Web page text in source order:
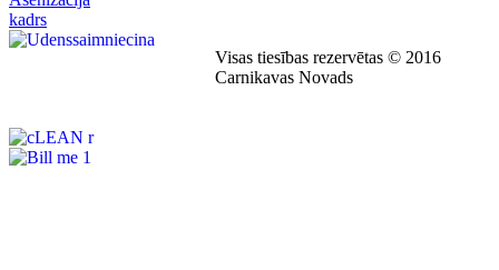
Visas tiesības rezervētas © 2016
Carnikavas Novads